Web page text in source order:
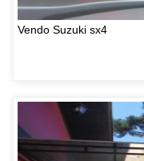
Vendo Suzuki sx4